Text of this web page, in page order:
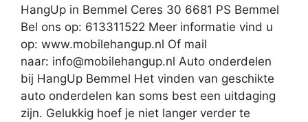
HangUp in Bemmel Ceres 30 6681 PS Bemmel
Bel ons op: 613311522 Meer informatie vind u
op: www.mobilehangup.nl Of mail
naar: info@mobilehangup.nl Auto onderdelen
bij HangUp Bemmel Het vinden van geschikte
auto onderdelen kan soms best een uitdaging
zijn. Gelukkig hoef je niet langer verder te